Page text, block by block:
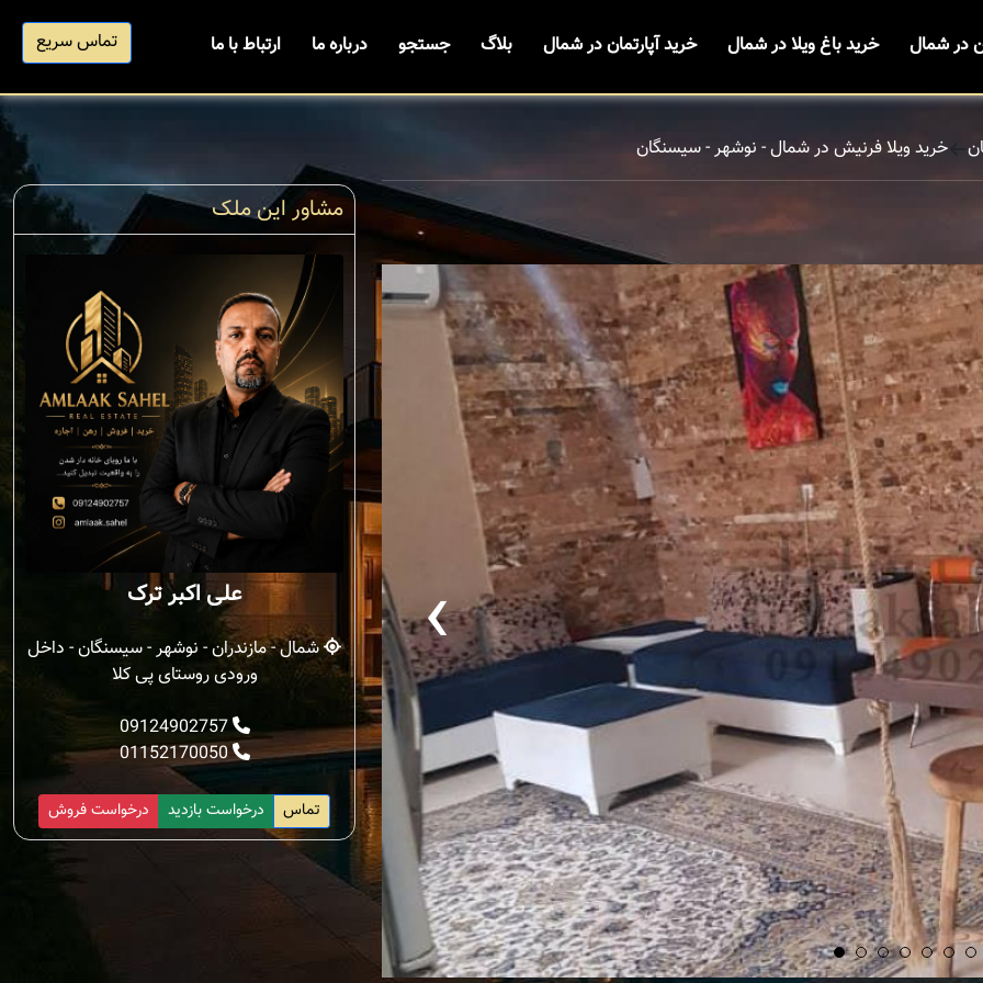
در شمال خرید باغ ویلا در شمال خرید آپارتمان در شمال بلاگ جستجو درباره ما ارتباط با ما تماس سریع
خرید ویلا فرنیش در شمال - نوشهر - سیسنگان
‹
مشاور این ملک
علی اکبر ترک
شمال - مازندران - نوشهر - سیسنگان - داخل
ورودی روستای پی کلا
09124902757
01152170050
درخواست فروش درخواست بازدید تماس